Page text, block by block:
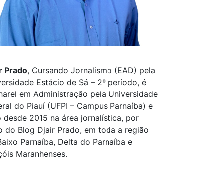
Prado, Cursando Jornalismo (EAD) pela
Estácio de Sá – 2º período, é
em Administração pela Universidade
do Piauí (UFPI – Campus Parnaíba) e
desde 2015 na área jornalística, por
do Blog Djair Prado, em toda a região
Parnaíba, Delta do Parnaíba e
Maranhenses.